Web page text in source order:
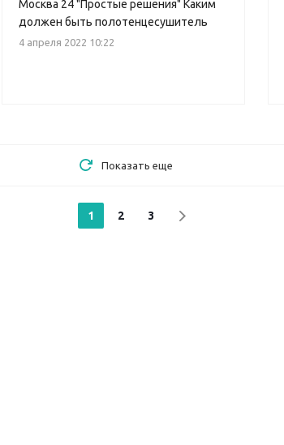
Москва 24 "Простые решения" Каким
должен быть полотенцесушитель
4 апреля 2022 10:22
Показать еще
1 2 3